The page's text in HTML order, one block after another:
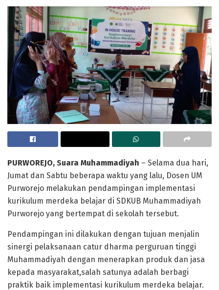
PURWOREJO, Suara Muhammadiyah – Selama dua hari,
Jumat dan Sabtu beberapa waktu yang lalu, Dosen UM
Purworejo melakukan pendampingan implementasi
kurikulum merdeka belajar di SDKUB Muhammadiyah
Purworejo yang bertempat di sekolah tersebut.
Pendampingan ini dilakukan dengan tujuan menjalin
sinergi pelaksanaan catur dharma perguruan tinggi
Muhammadiyah dengan menerapkan produk dan jasa
kepada masyarakat,salah satunya adalah berbagi
praktik baik implementasi kurikulum merdeka belajar.